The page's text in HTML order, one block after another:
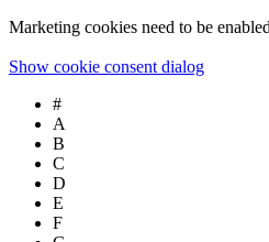
Marketing cookies need to be
Show cookie consent dialog
#
A
B
C
D
E
F